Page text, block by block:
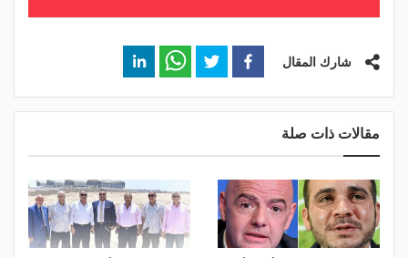
شارك المقال
مقالات ذات صلة